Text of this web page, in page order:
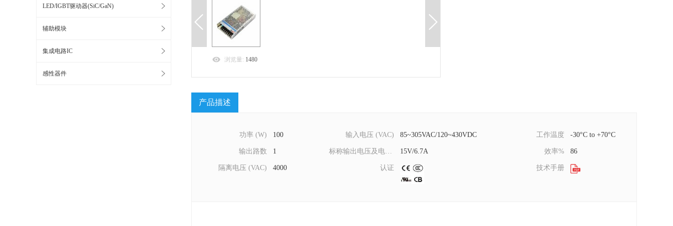
LED/IGBT驱动器(SiC/GaN)
辅助模块
集成电路IC
感性器件
浏览量: 1480
产品描述
功率 (W) 100 输入电压 (VAC) 85~305VAC/120~430VDC 工作温度 -30°C to +70°C
输出路数 1 标称输出电压及电流 (Vo/Io) 15V/6.7A 效率% 86
隔离电压 (VAC) 4000 认证 技术手册